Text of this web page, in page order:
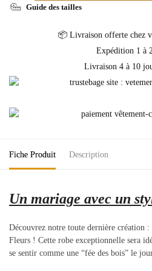
Guide des tailles
📦 Livraison offerte chez
Expédition 1 à
Livraison 4 à 10
Fiche Produit Description
Un mariage avec un
Découvrez notre toute dernière création
Fleurs ! Cette robe exceptionnelle sera
se sentir comme une “fée des bois” le